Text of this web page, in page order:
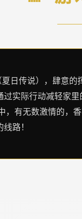
日传说），肆意
实际行动减轻家
有无数激情的，
路！